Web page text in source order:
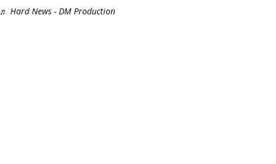
♬ Hard News - DM Production